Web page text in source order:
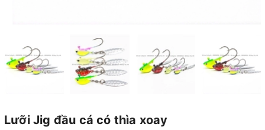
Lưỡi Jig đầu cá có thìa xoay